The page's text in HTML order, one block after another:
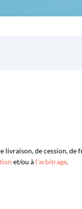
livraison, de cession, de
et/ou à l’arbitrage.